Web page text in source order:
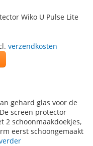
Wiko U Pulse Lite
verzendkosten
gehard glas voor de
screen protector
2 schoonmaakdoekjes,
eerst schoongemaakt